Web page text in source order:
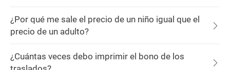
¿Por qué me sale el precio de un niño igual que el
precio de un adulto?
¿Cuántas veces debo imprimir el bono de los